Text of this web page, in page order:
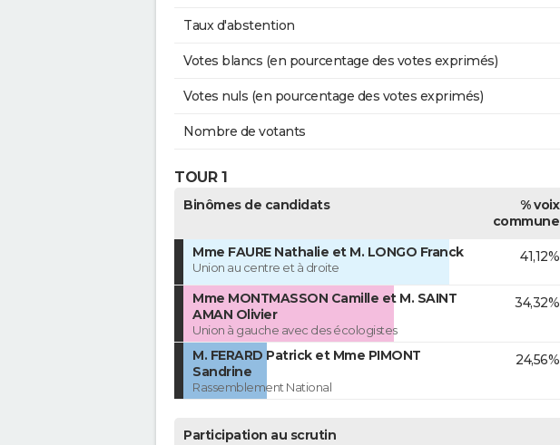
Taux d'abstention
Votes blancs (en pourcentage des votes exprimés)
Votes nuls (en pourcentage des votes exprimés)
Nombre de votants
TOUR 1
Binômes de candidats
% voix
commune
Mme FAURE Nathalie et M. LONGO Franck
Union au centre et à droite
41,12%
Mme MONTMASSON Camille et M. SAINT
AMAN Olivier
Union à gauche avec des écologistes
34,32%
M. FERARD Patrick et Mme PIMONT
Sandrine
Rassemblement National
24,56%
Participation au scrutin